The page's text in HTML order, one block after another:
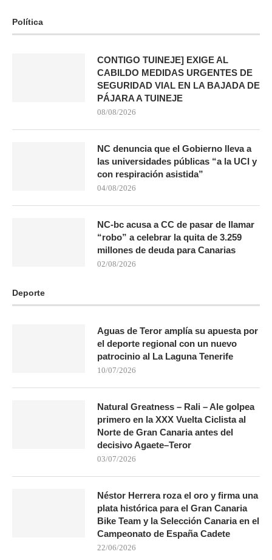
Política
CONTIGO TUINEJE] EXIGE AL
CABILDO MEDIDAS URGENTES DE
SEGURIDAD VIAL EN LA BAJADA DE
PÁJARA A TUINEJE
08/08/2026
NC denuncia que el Gobierno lleva a
las universidades públicas “a la UCI y
con respiración asistida”
04/08/2026
NC-bc acusa a CC de pasar de llamar
“robo” a celebrar la quita de 3.259
millones de deuda para Canarias
02/08/2026
Deporte
Aguas de Teror amplía su apuesta por
el deporte regional con un nuevo
patrocinio al La Laguna Tenerife
10/07/2026
Natural Greatness – Rali – Ale golpea
primero en la XXX Vuelta Ciclista al
Norte de Gran Canaria antes del
decisivo Agaete–Teror
03/07/2026
Néstor Herrera roza el oro y firma una
plata histórica para el Gran Canaria
Bike Team y la Selección Canaria en el
Campeonato de España Cadete
22/06/2026